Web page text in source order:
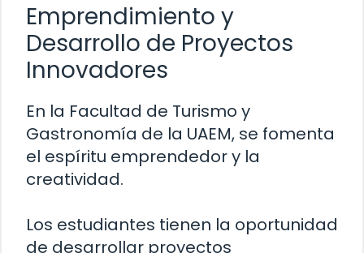
Emprendimiento y
Desarrollo de Proyectos
Innovadores
En la Facultad de Turismo y
Gastronomía de la UAEM, se fomenta
el espíritu emprendedor y la
creatividad.
Los estudiantes tienen la oportunidad
de desarrollar proyectos